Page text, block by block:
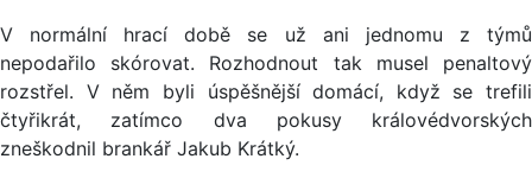
V normální hrací době se už ani jednomu z týmů
nepodařilo skórovat. Rozhodnout tak musel penaltový
rozstřel. V něm byli úspěšnější domácí, když se trefili
čtyřikrát, zatímco dva pokusy královédvorských
zneškodnil brankář Jakub Krátký.